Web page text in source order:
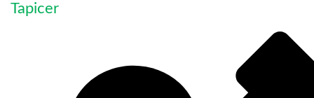
Tapicer